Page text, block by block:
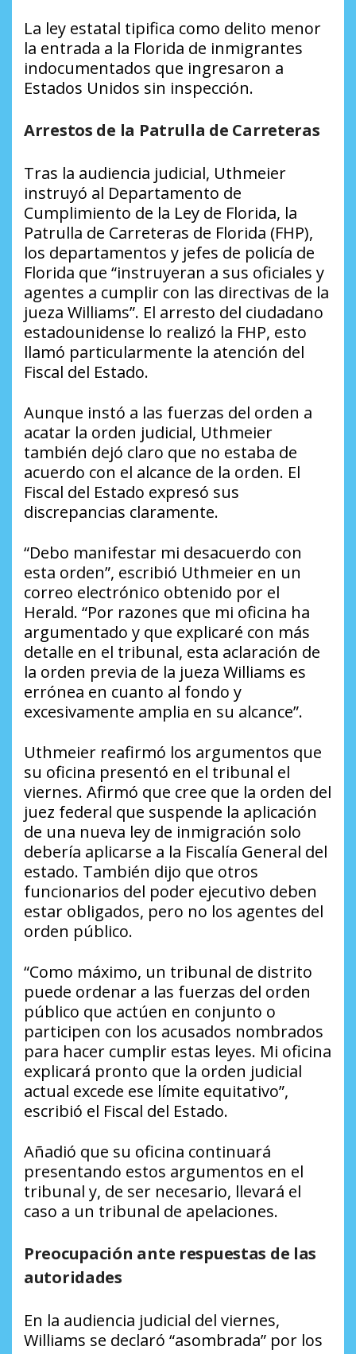
La ley estatal tipifica como delito menor
la entrada a la Florida de inmigrantes
indocumentados que ingresaron a
Estados Unidos sin inspección.
Arrestos de la Patrulla de Carreteras
Tras la audiencia judicial, Uthmeier
instruyó al Departamento de
Cumplimiento de la Ley de Florida, la
Patrulla de Carreteras de Florida (FHP),
los departamentos y jefes de policía de
Florida que “instruyeran a sus oficiales y
agentes a cumplir con las directivas de la
jueza Williams”. El arresto del ciudadano
estadounidense lo realizó la FHP, esto
llamó particularmente la atención del
Fiscal del Estado.
Aunque instó a las fuerzas del orden a
acatar la orden judicial, Uthmeier
también dejó claro que no estaba de
acuerdo con el alcance de la orden. El
Fiscal del Estado expresó sus
discrepancias claramente.
“Debo manifestar mi desacuerdo con
esta orden”, escribió Uthmeier en un
correo electrónico obtenido por el
Herald. “Por razones que mi oficina ha
argumentado y que explicaré con más
detalle en el tribunal, esta aclaración de
la orden previa de la jueza Williams es
errónea en cuanto al fondo y
excesivamente amplia en su alcance”.
Uthmeier reafirmó los argumentos que
su oficina presentó en el tribunal el
viernes. Afirmó que cree que la orden del
juez federal que suspende la aplicación
de una nueva ley de inmigración solo
debería aplicarse a la Fiscalía General del
estado. También dijo que otros
funcionarios del poder ejecutivo deben
estar obligados, pero no los agentes del
orden público.
“Como máximo, un tribunal de distrito
puede ordenar a las fuerzas del orden
público que actúen en conjunto o
participen con los acusados nombrados
para hacer cumplir estas leyes. Mi oficina
explicará pronto que la orden judicial
actual excede ese límite equitativo”,
escribió el Fiscal del Estado.
Añadió que su oficina continuará
presentando estos argumentos en el
tribunal y, de ser necesario, llevará el
caso a un tribunal de apelaciones.
Preocupación ante respuestas de las
autoridades
En la audiencia judicial del viernes,
Williams se declaró “asombrada” por los